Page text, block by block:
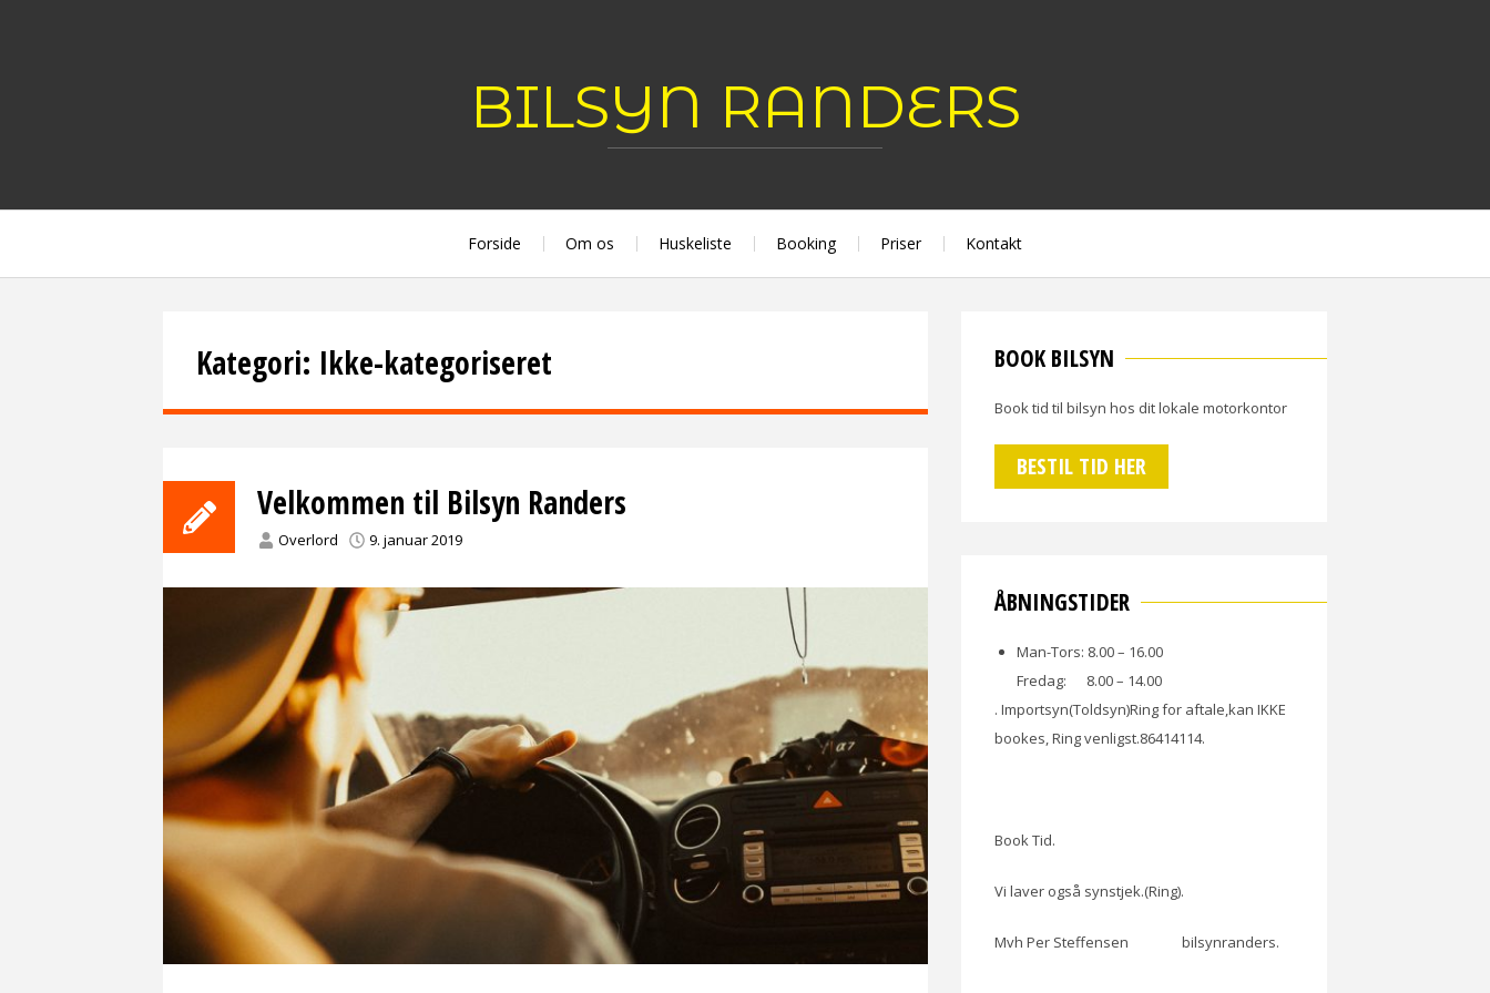
BILSYN RANDERS
Forside Om os Huskeliste Booking Priser Kontakt
Kategori: Ikke-kategoriseret
Velkommen til Bilsyn Randers
Overlord 9. januar 2019
BOOK BILSYN
Book tid til bilsyn hos dit lokale motorkontor
BESTIL TID HER
ÅBNINGSTIDER
Man-Tors: 8.00 – 16.00
Fredag: 8.00 – 14.00
. Importsyn(Toldsyn)Ring for aftale,kan IKKE
bookes, Ring venligst.86414114.
Book Tid.
Vi laver også synstjek.(Ring).
Mvh Per Steffensen bilsynranders.